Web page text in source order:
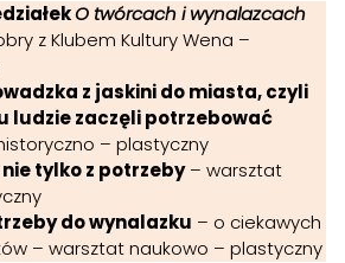
O twórcach i wynalazcach
z Klubem Kultury Wena –
z jaskini do miasta, czyli
ludzie zaczęli potrzebować
– plastyczny
nie tylko z potrzeby– warsztat
do wynalazku – o ciekawych
– warsztat naukowo – plastyczny